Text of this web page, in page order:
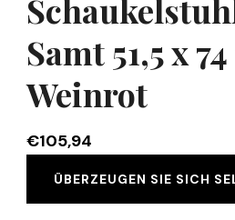
Samt 51,5 x
Weinrot
€105,94
ÜBERZEUGEN SIE SICH